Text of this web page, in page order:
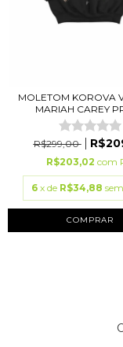
MOLETOM KOROVA
MARIAH CAREY
R$299,00
R$203,02 com
6 x de R$34,88
COMPRAR